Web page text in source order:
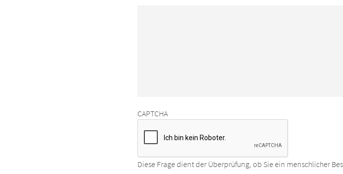
CAPTCHA
Diese Frage dient der Überprüfung, ob Sie ein menschlicher